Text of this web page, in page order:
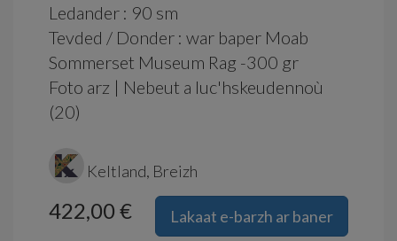
Ledander : 90 sm
Tevded / Donder : war baper Moab
Sommerset Museum Rag -300 gr
Foto arz | Nebeut a luc'hskeudennoù
(20)
Keltland, Breizh
Lakaat e-barzh ar baner
422,00 €